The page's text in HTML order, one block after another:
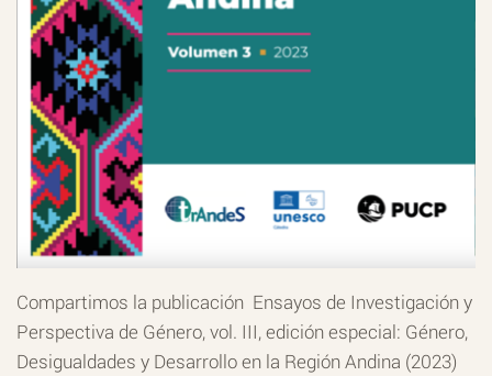
Compartimos la publicación Ensayos de Investigación y
Perspectiva de Género, vol. III, edición especial: Género,
Desigualdades y Desarrollo en la Región Andina (2023)